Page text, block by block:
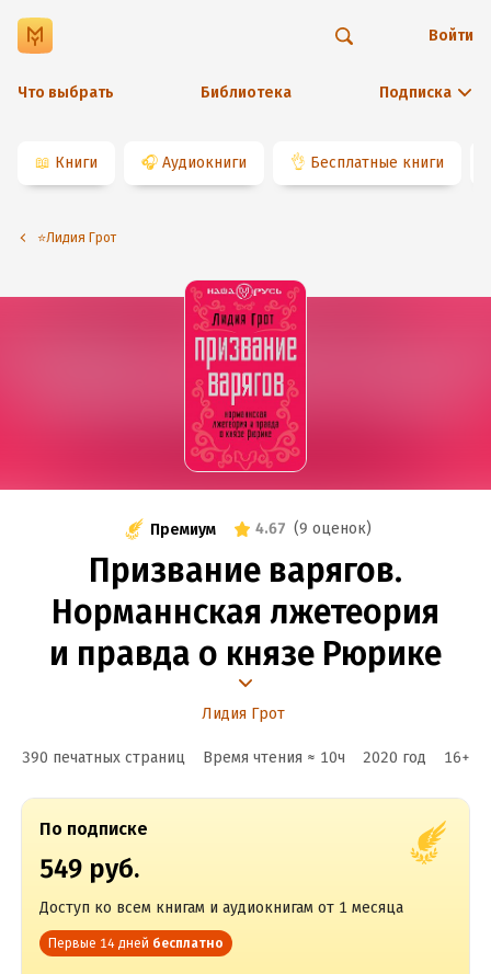
Что выбрать Библиотека Подписка
Войти
📖 Книги 🎧 Аудиокниги 👌 Бесплатные книги
⭐️Лидия Грот
Премиум 4.67 (9 оценок)
Призвание варягов.
Норманнская лжетеория
и правда о князе Рюрике
Лидия Грот
390 печатных страниц Время чтения ≈ 10ч 2020 год 16+
По подписке
549 руб.
Доступ ко всем книгам и аудиокнигам от 1 месяца
Первые 14 дней бесплатно